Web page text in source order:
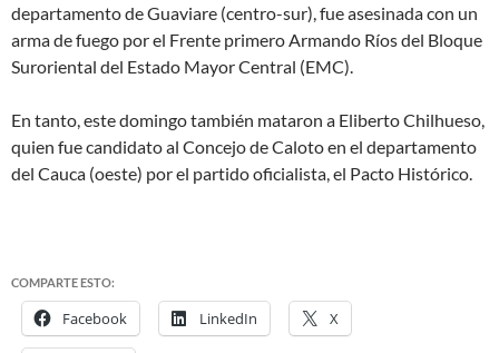
departamento de Guaviare (centro-sur), fue asesinada con un
arma de fuego por el Frente primero Armando Ríos del Bloque
Suroriental del Estado Mayor Central (EMC).
En tanto, este domingo también mataron a Eliberto Chilhueso,
quien fue candidato al Concejo de Caloto en el departamento
del Cauca (oeste) por el partido oficialista, el Pacto Histórico.
COMPARTE ESTO:
Facebook LinkedIn X